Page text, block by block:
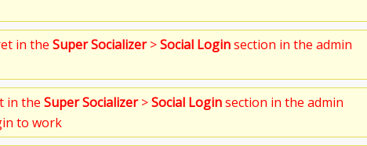
in the Super Socializer>Social Loginsection in the admin
in the Super Socializer>Social Loginsection in the admin
to work